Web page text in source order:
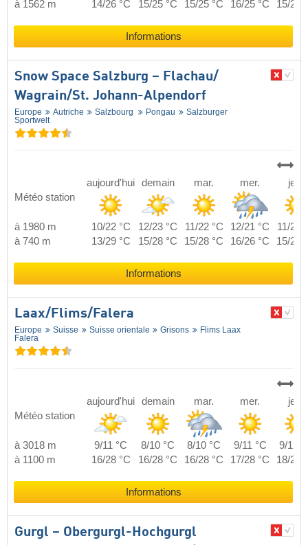
à 1562 m
14/26 °C 15/25 °C 15/25 °C 16/25 °C 15/26
Informations
Snow Space Salzburg – Flachau/​
Wagrain/​St. Johann-Alpendorf
Europe Autriche Salzbourg Pongau
Salzburger
Sportwelt
Météo station
aujourd'hui demain mar. mer. jeu.
à 1980 m 10/22 °C 12/23 °C 11/22 °C 12/21 °C
11/22
à 740 m
13/29 °C 15/28 °C 15/28 °C 16/26 °C 15/29
Informations
Laax/​Flims/​Falera
Europe Suisse Suisse orientale Grisons
Flims Laax
Falera
Météo station
aujourd'hui demain mar. mer. jeu.
à 3018 m 9/11 °C 8/10 °C 8/10 °C 9/11 °C
9/12
à 1100 m
16/28 °C 16/28 °C 16/28 °C 17/28 °C 18/28
Informations
Gurgl – Obergurgl-Hochgurgl